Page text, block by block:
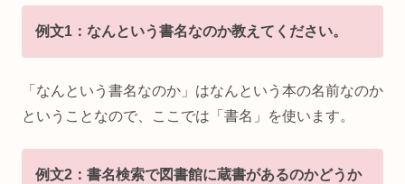
例文1：なんという書名なのか教えてください。
「なんという書名なのか」はなんという本の名前なのか
ということなので、ここでは「書名」を使います。
例文2：書名検索で図書館に蔵書があるのかどうか